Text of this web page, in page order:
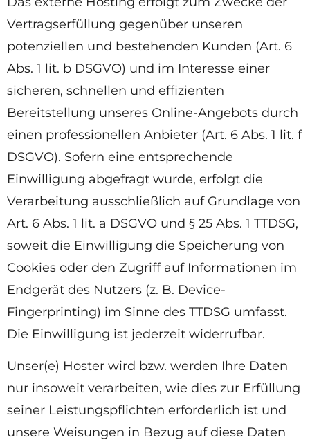
Vertragserfüllung gegenüber unseren
potenziellen und bestehenden Kunden (Art. 6
Abs. 1 lit. b DSGVO) und im Interesse einer
sicheren, schnellen und effizienten
Bereitstellung unseres Online-Angebots durch
einen professionellen Anbieter (Art. 6 Abs. 1 lit. f
DSGVO). Sofern eine entsprechende
Einwilligung abgefragt wurde, erfolgt die
Verarbeitung ausschließlich auf Grundlage von
Art. 6 Abs. 1 lit. a DSGVO und § 25 Abs. 1 TTDSG,
soweit die Einwilligung die Speicherung von
Cookies oder den Zugriff auf Informationen im
Endgerät des Nutzers (z. B. Device-
Fingerprinting) im Sinne des TTDSG umfasst.
Die Einwilligung ist jederzeit widerrufbar.
Unser(e) Hoster wird bzw. werden Ihre Daten
nur insoweit verarbeiten, wie dies zur Erfüllung
seiner Leistungspflichten erforderlich ist und
unsere Weisungen in Bezug auf diese Daten